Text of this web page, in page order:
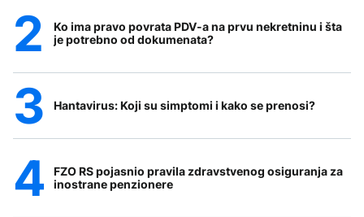
Ko ima pravo povrata PDV-a na prvu nekretninu i šta
je potrebno od dokumenata?
Hantavirus: Koji su simptomi i kako se prenosi?
FZO RS pojasnio pravila zdravstvenog osiguranja za
inostrane penzionere